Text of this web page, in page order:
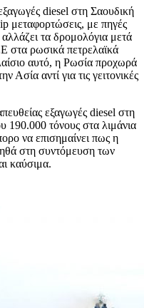
diesel στη Σαουδική
μεταφορτώσεις, με πηγές
τα δρομολόγια μετά
στα ρωσικά πετρελαϊκά
αυτό, η Ρωσία προχωρά
Ασία αντί για τις γειτονικές
εξαγωγές diesel στη
190.000 τόνους στα λιμάνια
να επισημαίνει πως η
στη συντόμευση των
καύσιμα.